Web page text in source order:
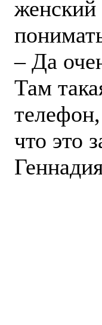
женский
– Да
Там
что это